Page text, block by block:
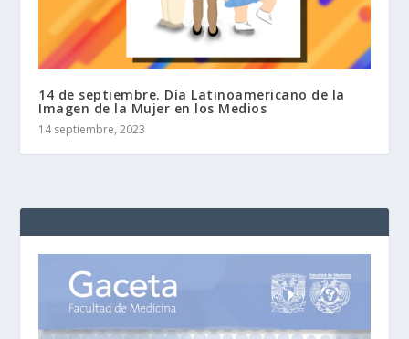
14 de septiembre. Día Latinoamericano de la
Imagen de la Mujer en los Medios
14 septiembre, 2023